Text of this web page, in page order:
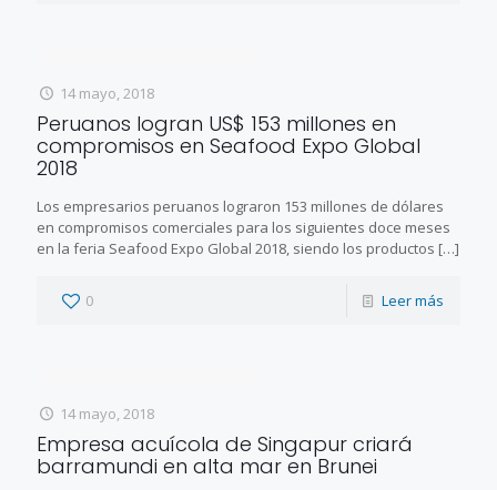
14 mayo, 2018
Peruanos logran US$ 153 millones en
compromisos en Seafood Expo Global
2018
Los empresarios peruanos lograron 153 millones de dólares
en compromisos comerciales para los siguientes doce meses
en la feria Seafood Expo Global 2018, siendo los productos […]
0 Leer más
14 mayo, 2018
Empresa acuícola de Singapur criará
barramundi en alta mar en Brunei